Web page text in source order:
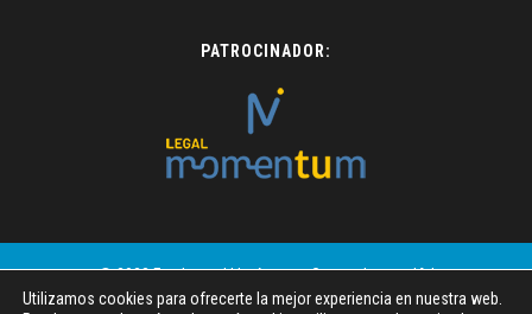
PATROCINADOR:
© 2023 Fundaneed | Imágenes: Generadas por IA |
Freepik | Pexels
Utilizamos cookies para ofrecerte la mejor experiencia en nuestra web.